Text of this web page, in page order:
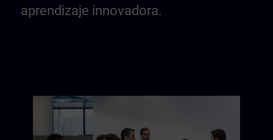
aprendizaje innovadora.